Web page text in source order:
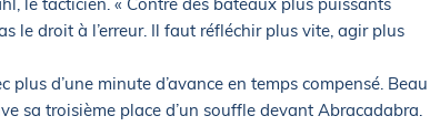
le droit à l’erreur. Il faut réfléchir plus vite, agir plus
plus d’une minute d’avance en temps compensé. Beau
sa troisième place d’un souffle devant Abracadabra.